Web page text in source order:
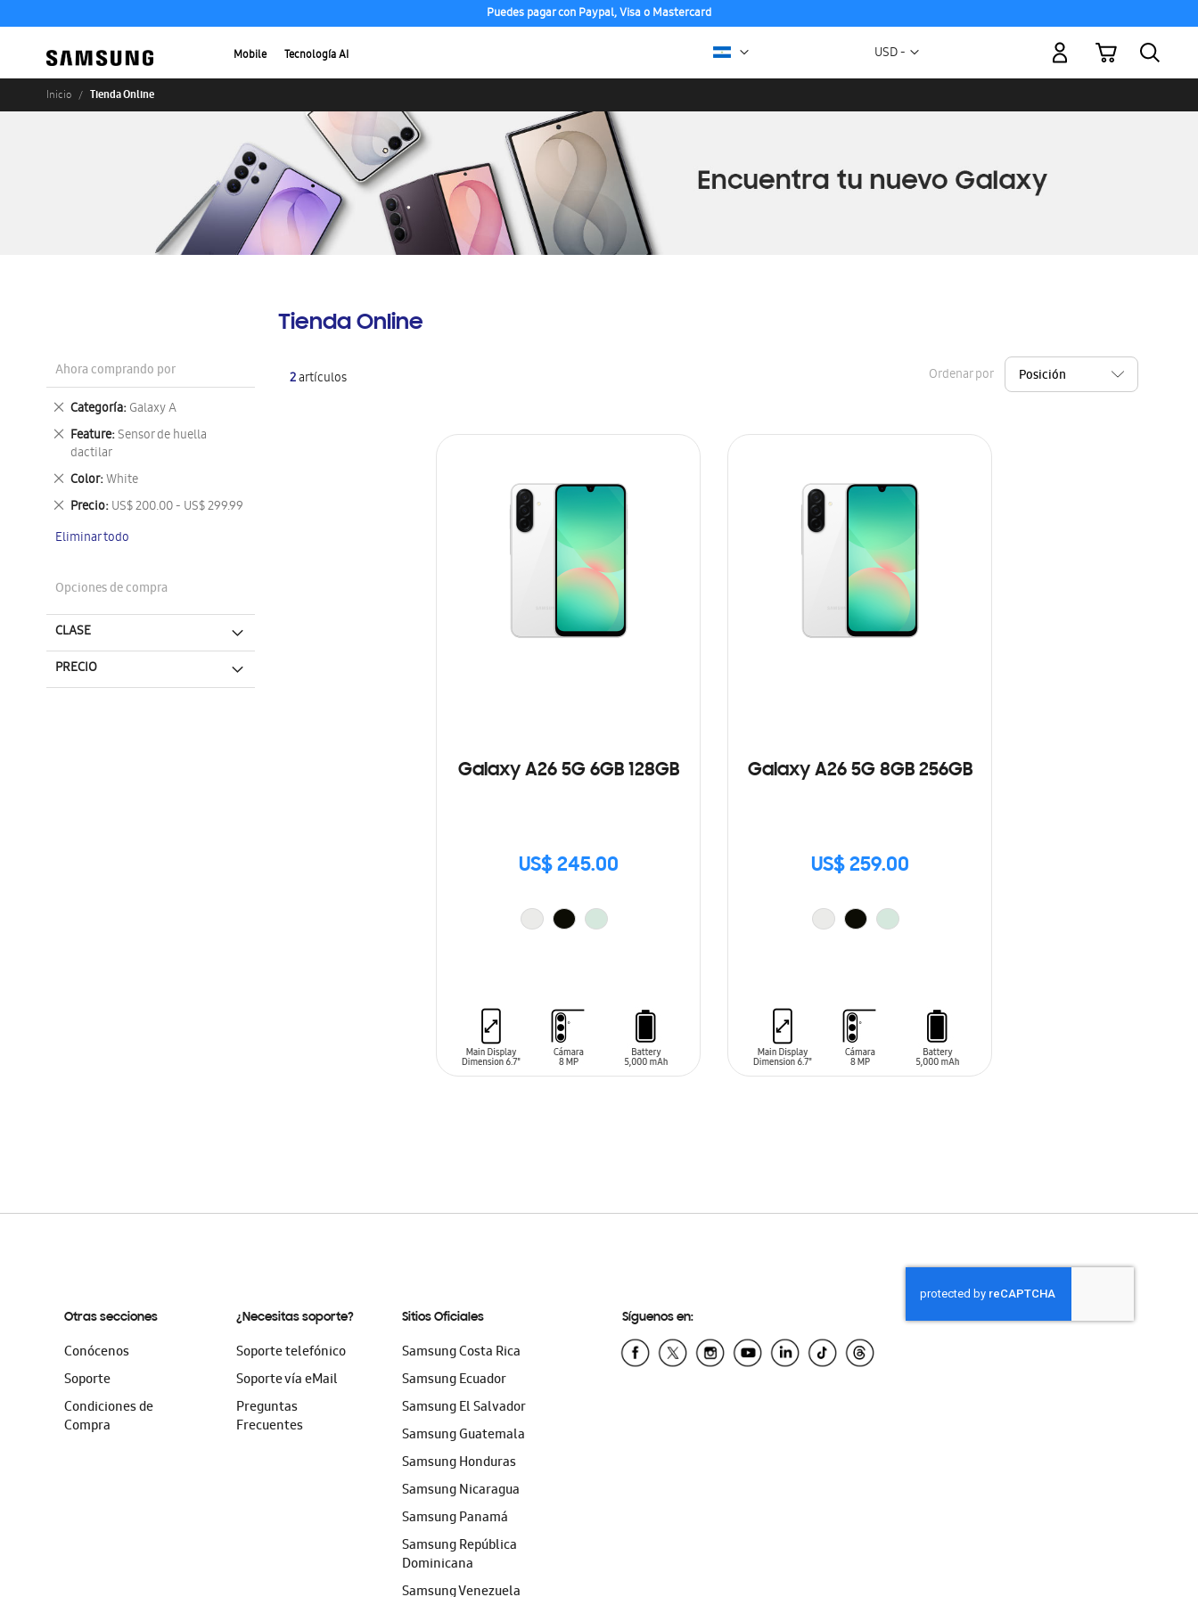
Puedes pagar con Paypal, Visa o Mastercard
Mobile Tecnología AI Moneda
USD -
Mi carrito
Inicio Tienda Online
Tienda Online
2artículos Ordenar por
Galaxy A26 5G 6GB 128GB
US$ 245.00
Galaxy A26 5G 8GB 256GB
US$ 259.00
Ahora comprando por
Categoría Galaxy A
Eliminar
este
artículo
Feature Sensor de huella
dactilar
Eliminar
este
artículo
Color White
Eliminar
este
artículo
Precio US$ 200.00 - US$ 299.99
Eliminar
artículo
Eliminar todo
Opciones de compra
CLASE
PRECIO
Otras secciones
Conócenos
Soporte
Condiciones de
Compra
¿Necesitas soporte?
Soporte telefónico
Soporte vía eMail
Preguntas
Frecuentes
Sitios Oficiales
Samsung Costa Rica
Samsung Ecuador
Samsung El Salvador
Samsung Guatemala
Samsung Honduras
Samsung Nicaragua
Samsung Panamá
Samsung República
Dominicana
Samsung Venezuela
Síguenos en: